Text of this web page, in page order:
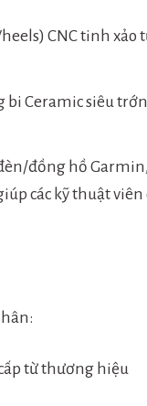
CNC tinh xảo
bi Ceramic siêu
đồng hồ Garmin,
các kỹ thuật viên
từ thương hiệu